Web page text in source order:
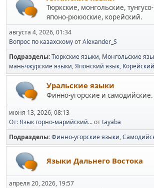
Тюркские, монгольские,
японо-рюкюские, корейский.
августа 4, 2026, 01:34
Вопрос по казахскомуотAlexander_S
Подразделы Тюркские языки Монгольские
маньчжурские языки Японский язык
Уральские языки
Финно-угорские и самодийские.
июня 13, 2026, 08:13
От: Язык горно-марийский...отtayaba
Подразделы Финно-угорские языки
Языки Дальнего Востока
апреля 20, 2026, 19:57